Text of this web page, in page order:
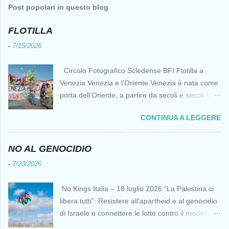
Post popolari in questo blog
FLOTILLA
- 7/15/2026
Circolo Fotografico Scledense BFI Flotilla a
Venezia Venezia e l’Oriente Venezia è nata come
porta dell’Oriente, a partire da secoli e secoli fa ai
di cantierizzazione veneziane divennero preziose
per tutti i crociati diretti a Gerusalemme. Proprio
le crociate fornirono ai veneziani l’occasione per
del Duecento. Dal XIII al XV secolo Venezia
continuò ad avere un ruolo fondamentale nei
rapporti tra l’Europa e l’Oriente, ruolo che si
CONTINUA A LEGGERE
NO AL GENOCIDIO
- 7/20/2026
No Kings Italia – 18 luglio 2026 “La Palestina ci
libera tutti”: Resistere all’apartheid e al genocidio
di Israele e connettere le lotte contro il modello